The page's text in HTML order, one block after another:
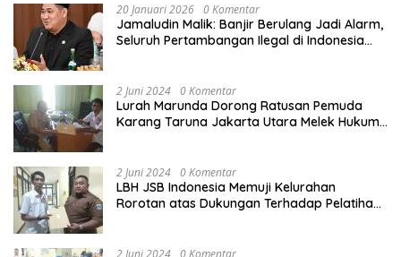
20 Januari 2026 0 Komentar
Jamaludin Malik: Banjir Berulang Jadi Alarm,
Seluruh Pertambangan Ilegal di Indonesia
2 Juni 2024 0 Komentar
Lurah Marunda Dorong Ratusan Pemuda
Karang Taruna Jakarta Utara Melek Hukum
2 Juni 2024 0 Komentar
LBH JSB Indonesia Memuji Kelurahan
Rorotan atas Dukungan Terhadap Pelatihan
2 Juni 2024 0 Komentar